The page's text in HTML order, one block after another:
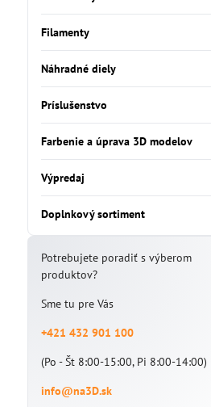
Filamenty
Náhradné diely
Príslušenstvo
Farbenie a úprava 3D modelov
Výpredaj
Doplnkový sortiment
Potrebujete poradiť s výberom
produktov?
Sme tu pre Vás
+421 432 901 100
(Po - Št 8:00-15:00, Pi 8:00-14:00)
info@na3D.sk